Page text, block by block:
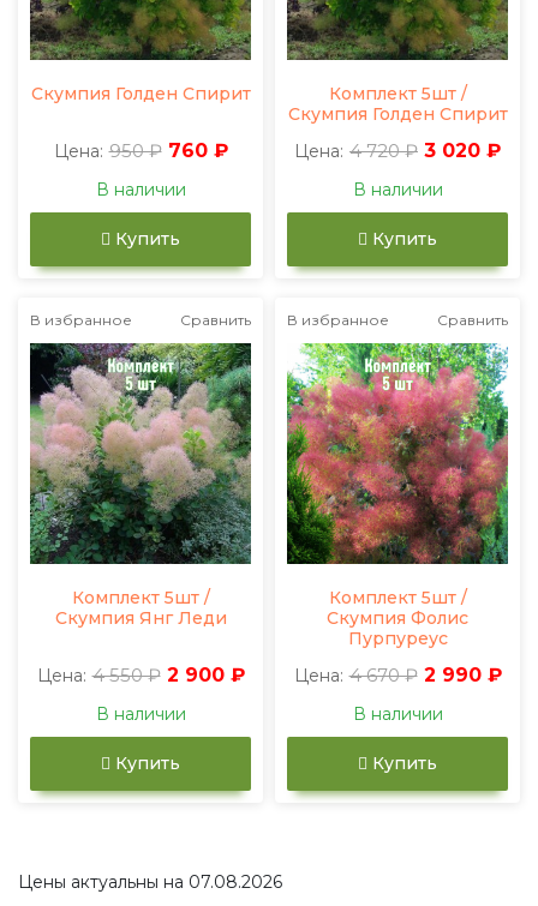
Скумпия Голден Спирит
Цена: 950 ₽ 760 ₽
В наличии
Купить
Комплект 5шт /
Скумпия Голден Спирит
Цена: 4 720 ₽ 3 020 ₽
В наличии
Купить
В избранное Сравнить
Комплект 5шт /
Скумпия Янг Леди
Цена: 4 550 ₽ 2 900 ₽
В наличии
Купить
В избранное Сравнить
Комплект 5шт /
Скумпия Фолис
Пурпуреус
Цена: 4 670 ₽ 2 990 ₽
В наличии
Купить
Цены актуальны на 07.08.2026